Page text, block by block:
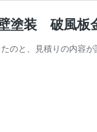
塗装 破風板
のと、見積りの内容